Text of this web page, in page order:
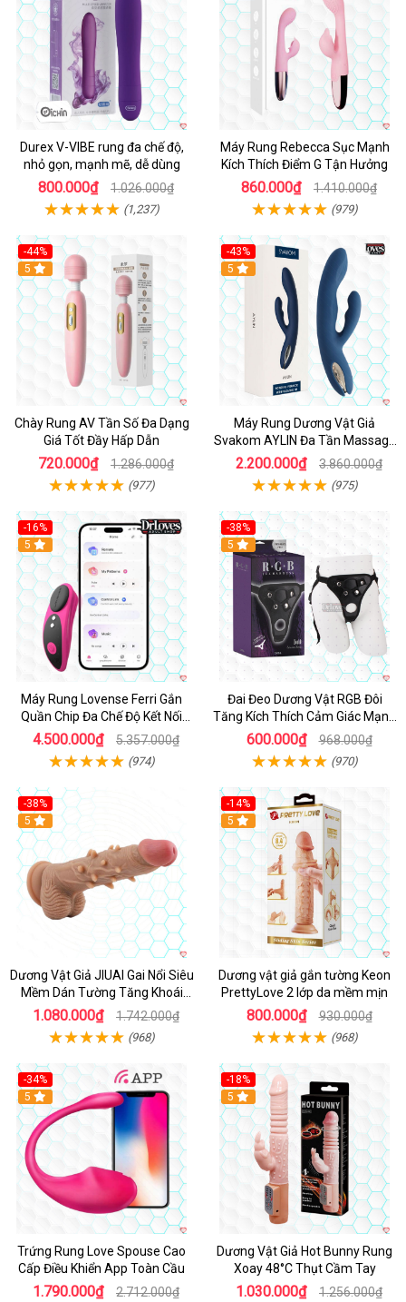
Durex V-VIBE rung đa chế độ,
nhỏ gọn, mạnh mẽ, dễ dùng
800.000₫ 1.026.000₫
(1,237)
Máy Rung Rebecca Sục Mạnh
Kích Thích Điểm G Tận Hưởng
860.000₫ 1.410.000₫
(979)
-44%
Hot
5
Chày Rung AV Tần Số Đa Dạng
Giá Tốt Đầy Hấp Dẫn
720.000₫ 1.286.000₫
(977)
-43%
Hot
5
Máy Rung Dương Vật Giả
Svakom AYLIN Đa Tần Massage
Sướng
2.200.000₫ 3.860.000₫
(975)
-16%
Hot
5
Máy Rung Lovense Ferri Gắn
Quần Chip Đa Chế Độ Kết Nối
App
4.500.000₫ 5.357.000₫
(974)
-38%
Hot
5
Đai Đeo Dương Vật RGB Đôi
Tăng Kích Thích Cảm Giác Mạnh
Mẽ
600.000₫ 968.000₫
(970)
-38%
5
Dương Vật Giả JIUAI Gai Nổi Siêu
Mềm Dán Tường Tăng Khoái
Cảm
1.080.000₫ 1.742.000₫
(968)
-14%
5
Dương vật giả gắn tường Keon
PrettyLove 2 lớp da mềm mịn
800.000₫ 930.000₫
(968)
-34%
5
Trứng Rung Love Spouse Cao
Cấp Điều Khiển App Toàn Cầu
1.790.000₫ 2.712.000₫
-18%
Hot
5
Dương Vật Giả Hot Bunny Rung
Xoay 48°C Thụt Cầm Tay
1.030.000₫ 1.256.000₫